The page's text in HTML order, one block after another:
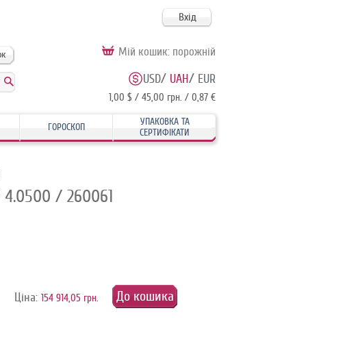
Вхід
Мій кошик: порожній
USD/ UAH/ EUR
1,00 $ / 45,00 грн. / 0,87 €
ГОРОСКОП
УПАКОВКА ТА
СЕРТИФІКАТИ
/ 260061
До кошика
Ціна: 154 914,05 грн.